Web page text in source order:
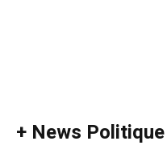
+ News Politique